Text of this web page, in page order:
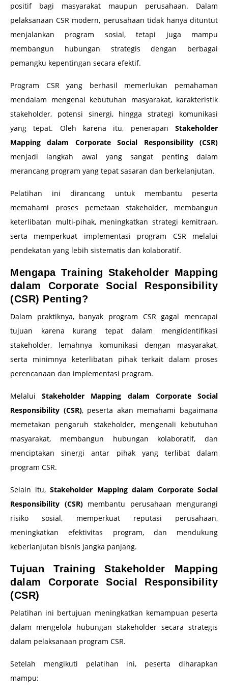
positif bagi masyarakat maupun perusahaan. Dalam
pelaksanaan CSR modern, perusahaan tidak hanya dituntut
menjalankan program sosial, tetapi juga mampu
membangun hubungan strategis dengan berbagai
pemangku kepentingan secara efektif.
Program CSR yang berhasil memerlukan pemahaman
mendalam mengenai kebutuhan masyarakat, karakteristik
stakeholder, potensi sinergi, hingga strategi komunikasi
yang tepat. Oleh karena itu, penerapan Stakeholder
Mapping dalam Corporate Social Responsibility (CSR)
menjadi langkah awal yang sangat penting dalam
merancang program yang tepat sasaran dan berkelanjutan.
Pelatihan ini dirancang untuk membantu peserta
memahami proses pemetaan stakeholder, membangun
keterlibatan multi-pihak, meningkatkan strategi kemitraan,
serta memperkuat implementasi program CSR melalui
pendekatan yang lebih sistematis dan kolaboratif.
Mengapa Training Stakeholder Mapping
dalam Corporate Social Responsibility
(CSR) Penting?
Dalam praktiknya, banyak program CSR gagal mencapai
tujuan karena kurang tepat dalam mengidentifikasi
stakeholder, lemahnya komunikasi dengan masyarakat,
serta minimnya keterlibatan pihak terkait dalam proses
perencanaan dan implementasi program.
MelaluiStakeholder Mapping dalam Corporate Social
Responsibility (CSR), peserta akan memahami bagaimana
memetakan pengaruh stakeholder, mengenali kebutuhan
masyarakat, membangun hubungan kolaboratif, dan
menciptakan sinergi antar pihak yang terlibat dalam
program CSR.
Selain itu,Stakeholder Mapping dalam Corporate Social
Responsibility (CSR)membantu perusahaan mengurangi
risiko sosial, memperkuat reputasi perusahaan,
meningkatkan efektivitas program, dan mendukung
keberlanjutan bisnis jangka panjang.
Tujuan Training Stakeholder Mapping
dalam Corporate Social Responsibility
(CSR)
Pelatihan ini bertujuan meningkatkan kemampuan peserta
dalam mengelola hubungan stakeholder secara strategis
dalam pelaksanaan program CSR.
Setelah mengikuti pelatihan ini, peserta diharapkan
mampu: